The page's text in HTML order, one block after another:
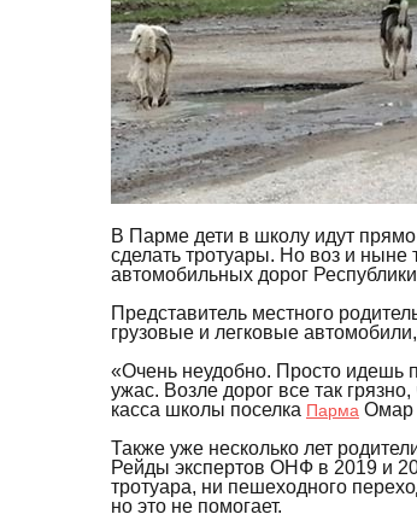
В Парме дети в школу идут
сделать тротуары. Но воз и ныне
автомобильных дорог
Представитель местного
грузовые и легковые
«Очень неудобно. Просто идешь
ужас. Возле дорог все так
касса школы поселка Парма Омар
Также уже несколько лет
Рейды экспертов ОНФ в 2019 и
тротуара, ни пешеходного
но это не помогает.